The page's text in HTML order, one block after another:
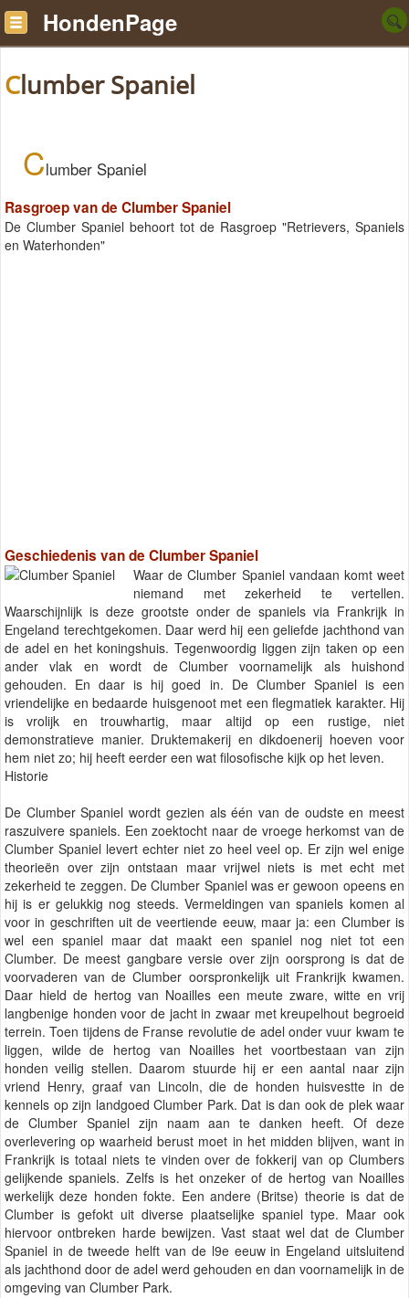
HondenPage
Clumber Spaniel
Clumber Spaniel
Rasgroep van de Clumber Spaniel
De Clumber Spaniel behoort tot de Rasgroep "Retrievers, Spaniels
en Waterhonden"
Geschiedenis van de Clumber Spaniel
Waar de Clumber Spaniel vandaan komt weet
niemand met zekerheid te vertellen.
Waarschijnlijk is deze grootste onder de spaniels via Frankrijk in
Engeland terechtgekomen. Daar werd hij een geliefde jachthond van
de adel en het koningshuis. Tegenwoordig liggen zijn taken op een
ander vlak en wordt de Clumber voornamelijk als huishond
gehouden. En daar is hij goed in. De Clumber Spaniel is een
vriendelijke en bedaarde huisgenoot met een flegmatiek karakter. Hij
is vrolijk en trouwhartig, maar altijd op een rustige, niet
demonstratieve manier. Druktemakerij en dikdoenerij hoeven voor
hem niet zo; hij heeft eerder een wat filosofische kijk op het leven.
Historie
De Clumber Spaniel wordt gezien als één van de oudste en meest
raszuivere spaniels. Een zoektocht naar de vroege herkomst van de
Clumber Spaniel levert echter niet zo heel veel op. Er zijn wel enige
theorieën over zijn ontstaan maar vrijwel niets is met echt met
zekerheid te zeggen. De Clumber Spaniel was er gewoon opeens en
hij is er gelukkig nog steeds. Vermeldingen van spaniels komen al
voor in geschriften uit de veertiende eeuw, maar ja: een Clumber is
wel een spaniel maar dat maakt een spaniel nog niet tot een
Clumber. De meest gangbare versie over zijn oorsprong is dat de
voorvaderen van de Clumber oorspronkelijk uit Frankrijk kwamen.
Daar hield de hertog van Noailles een meute zware, witte en vrij
langbenige honden voor de jacht in zwaar met kreupelhout begroeid
terrein. Toen tijdens de Franse revolutie de adel onder vuur kwam te
liggen, wilde de hertog van Noailles het voortbestaan van zijn
honden veilig stellen. Daarom stuurde hij er een aantal naar zijn
vriend Henry, graaf van Lincoln, die de honden huisvestte in de
kennels op zijn landgoed Clumber Park. Dat is dan ook de plek waar
de Clumber Spaniel zijn naam aan te danken heeft. Of deze
overlevering op waarheid berust moet in het midden blijven, want in
Frankrijk is totaal niets te vinden over de fokkerij van op Clumbers
gelijkende spaniels. Zelfs is het onzeker of de hertog van Noailles
werkelijk deze honden fokte. Een andere (Britse) theorie is dat de
Clumber is gefokt uit diverse plaatselijke spaniel type. Maar ook
hiervoor ontbreken harde bewijzen. Vast staat wel dat de Clumber
Spaniel in de tweede helft van de l9e eeuw in Engeland uitsluitend
als jachthond door de adel werd gehouden en dan voornamelijk in de
omgeving van Clumber Park.